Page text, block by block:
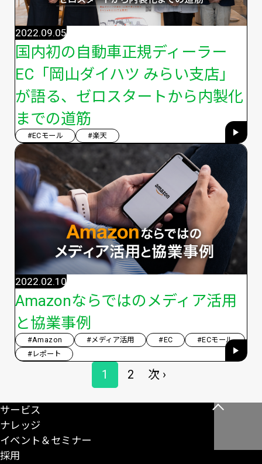
国内初の自動車正規ディーラー
EC「岡山ダイハツ みらい支店」
が語る、ゼロスタートから内製化
までの道筋
2022.09.05
#ECモール #楽天
Amazonならではのメディア活用
と協業事例
2022.02.10
#Amazon #メディア活用 #EC
#ECモール
#レポート
ペ
ジ
ペ
ー
1
ペ
ー
2
次
ペ
次 ›
こ
サービス
ナレッジ
イベント＆セミナー
採用